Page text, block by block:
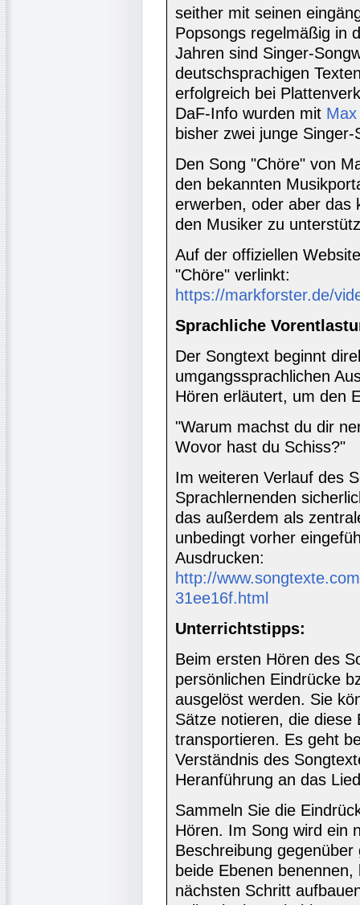
seither mit seinen
Popsongs regelmäßig in
Jahren sind Singer-
deutschsprachigen
erfolgreich bei
DaF-Info wurden mit
bisher zwei junge
Den Song "Chöre" von
den bekannten
erwerben, oder aber das
den Musiker zu
Auf der offiziellen
"Chöre" verlinkt:
https://markforster.de/
Sprachliche
Der Songtext beginnt
umgangssprachlichen
Hören erläutert, um den
"Warum machst du dir
Wovor hast du Schiss?"
Im weiteren Verlauf des
Sprachlernenden
das außerdem als
unbedingt vorher
Ausdrucken:
http://
31ee16f.html
Unterrichtstipps:
Beim ersten Hören des
persönlichen Eindrücke
ausgelöst werden. Sie
Sätze notieren, die diese
transportieren. Es geht
Verständnis des
Heranführung an das
Sammeln Sie die
Hören. Im Song wird ein
Beschreibung
beide Ebenen
nächsten Schritt